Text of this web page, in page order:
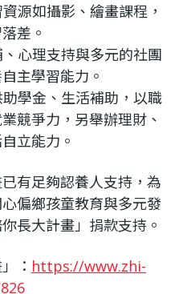
源如攝影、繪畫課程，
差。
心理支持與多元的社團
主學習能力。
學金、生活補助，以職
競爭力，另舉辦理財、
立能力。
有足夠認養人支持，為
偏鄉孩童教育與多元發
長大計畫」捐款支持。
： https://www.zhi-